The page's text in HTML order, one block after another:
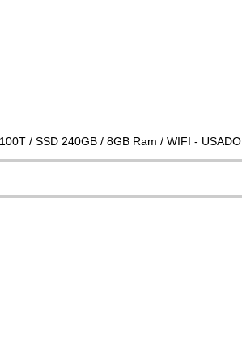
/ SSD 240GB / 8GB Ram / WIFI - USADO